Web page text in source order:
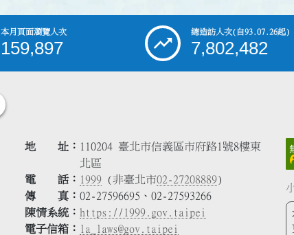
本月頁面瀏覽人次
159,897
總造訪人次(自93.07.26起)
7,802,482
地 址
110204 臺北市信義區市府路1號8樓東
北區
電 話
1999 (非臺北市02-27208889)
傳 真
02-27596695、02-27593266
陳情系統
https://1999.gov.taipei
電子信箱
la_laws@gov.taipei